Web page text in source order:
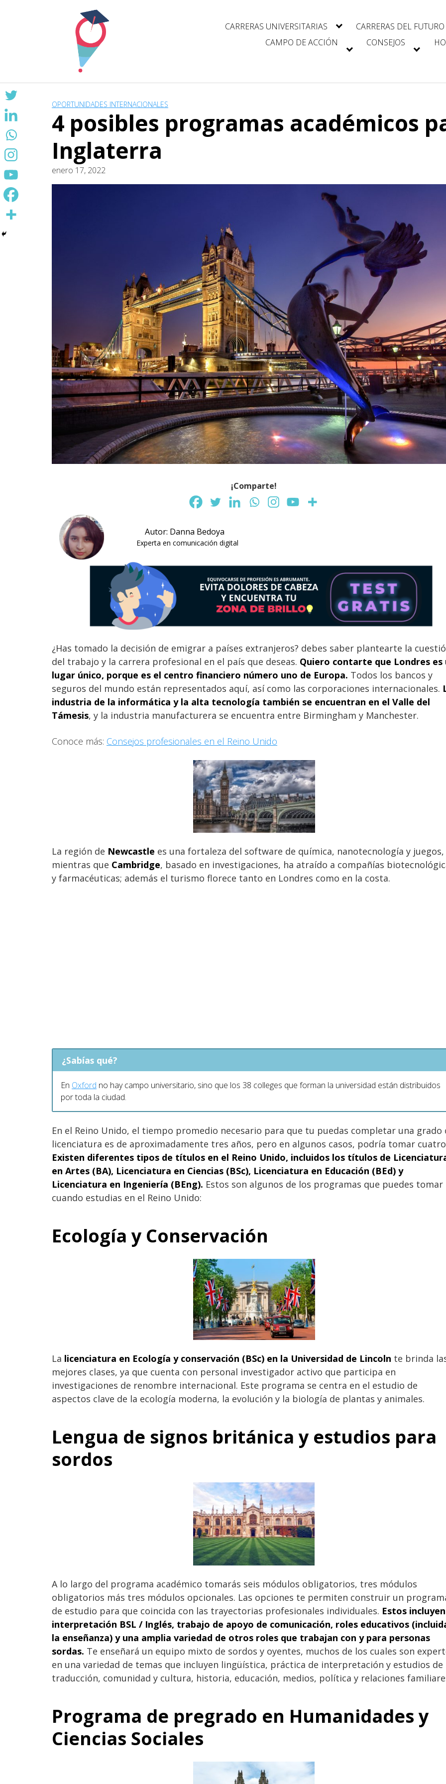
CARRERAS UNIVERSITARIAS CARRERAS DEL FUTURO
CAMPO DE ACCIÓN
CONSEJOS
OPORTUNIDADES INTERNACIONALES
4 posibles programas académicos
Inglaterra
enero 17, 2022
¡Comparte!
Autor: Danna Bedoya
Experta en comunicación digital
¿Has tomado la decisión de emigrar a países extranjeros? debes saber plantearte la
del trabajo y la carrera profesional en el país que deseas. Quiero contarte que Londres es
lugar único, porque es el centro financiero número uno de Europa. Todos los bancos y
seguros del mundo están representados aquí, así como las corporaciones internacionales.
industria de la informática y la alta tecnología también se encuentran en el Valle del
Támesis, y la industria manufacturera se encuentra entre Birmingham y Manchester.
Conoce más: Consejos profesionales en el Reino Unido
La región de Newcastle es una fortaleza del software de química, nanotecnología y juegos,
mientras que Cambridge, basado en investigaciones, ha atraído a compañías
y farmacéuticas; además el turismo florece tanto en Londres como en la costa.
¿Sabías qué?
En Oxford no hay campo universitario, sino que los 38 colleges que forman la universidad están distribuidos
por toda la ciudad.
En el Reino Unido, el tiempo promedio necesario para que tu puedas completar una grado
licenciatura es de aproximadamente tres años, pero en algunos casos, podría tomar
Existen diferentes tipos de títulos en el Reino Unido, incluidos los títulos de
en Artes (BA), Licenciatura en Ciencias (BSc), Licenciatura en Educación (BEd) y
Licenciatura en Ingeniería (BEng). Estos son algunos de los programas que puedes tomar
cuando estudias en el Reino Unido:
Ecología y Conservación
La licenciatura en Ecología y conservación (BSc) en la Universidad de Lincoln te brinda
mejores clases, ya que cuenta con personal investigador activo que participa en
investigaciones de renombre internacional. Este programa se centra en el estudio de
aspectos clave de la ecología moderna, la evolución y la biología de plantas y animales.
Lengua de signos británica y estudios para
sordos
A lo largo del programa académico tomarás seis módulos obligatorios, tres módulos
obligatorios más tres módulos opcionales. Las opciones te permiten construir un
de estudio para que coincida con las trayectorias profesionales individuales. Estos incluyen
interpretación BSL / Inglés, trabajo de apoyo de comunicación, roles educativos
la enseñanza) y una amplia variedad de otros roles que trabajan con y para personas
sordas. Te enseñará un equipo mixto de sordos y oyentes, muchos de los cuales son
en una variedad de temas que incluyen lingüística, práctica de interpretación y estudios de
traducción, comunidad y cultura, historia, educación, medios, política y relaciones
Programa de pregrado en Humanidades y
Ciencias Sociales